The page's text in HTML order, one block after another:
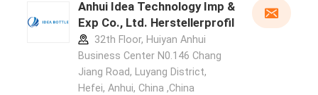
Anhui Idea Technology Imp &
Exp Co., Ltd. Herstellerprofil
32th Floor, Huiyan Anhui
Business Center N0.146 Chang
Jiang Road, Luyang District,
Hefei, Anhui, China ,China